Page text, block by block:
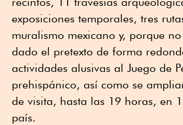
exposiciones temporales, tres
muralismo mexicano y, porque
dado el pretexto de forma
actividades alusivas al Juego de
prehispánico, así como se
de visita, hasta las 19 horas, en
país.